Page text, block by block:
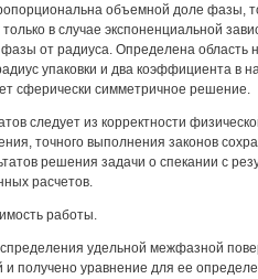
объемной доле фазы,
в случае экспоненциальной
от радиуса. Определена область
упаковки и два коэффициента в
сферически симметричное решение.
следует из корректности
точного выполнения законов
решения задачи о спекании с
расчетов.
работы.
удельной межфазной
и получено уравнение для ее